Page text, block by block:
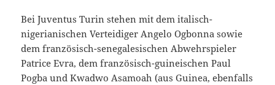
Bei Juventus Turin stehen mit dem italisch-
nigerianischen Verteidiger Angelo Ogbonna sowie
dem französisch-senegalesischen Abwehrspieler
Patrice Evra, dem französisch-guineischen Paul
Pogba und Kwadwo Asamoah (aus Guinea, ebenfalls